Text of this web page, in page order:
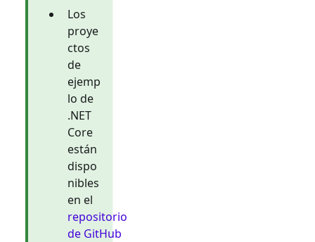
Los
proye
ctos
de
ejemp
lo de
.NET
Core
están
dispo
nibles
en el
repositorio
de GitHub